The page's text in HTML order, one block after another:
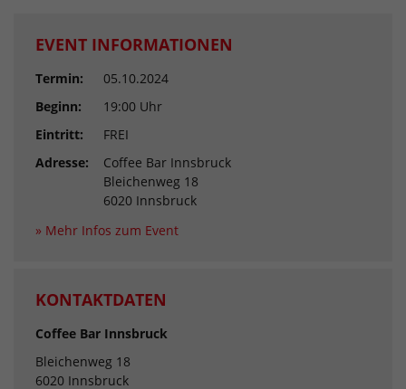
EVENT INFORMATIONEN
Termin:
05.10.2024
Beginn:
19:00 Uhr
Eintritt:
FREI
Adresse:
Coffee Bar Innsbruck
Bleichenweg 18
6020 Innsbruck
» Mehr Infos zum Event
KONTAKTDATEN
Coffee Bar Innsbruck
Bleichenweg 18
6020 Innsbruck